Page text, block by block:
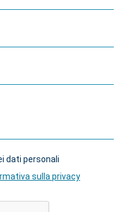
dati personali
sulla privacy